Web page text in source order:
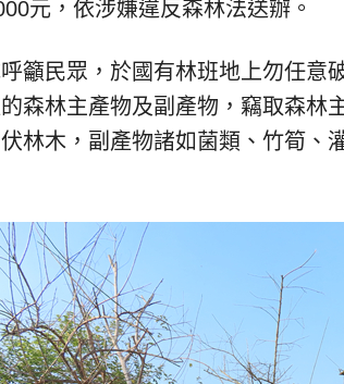
元，依涉嫌違反森林法送辦。
籲民眾，於國有林班地上勿任意
森林主產物及副產物，竊取森林
林木，副產物諸如菌類、竹筍、